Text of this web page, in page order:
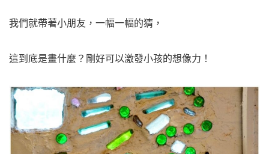
我們就帶著小朋友，一幅一幅的猜，
這到底是畫什麼？剛好可以激發小孩的想像力！